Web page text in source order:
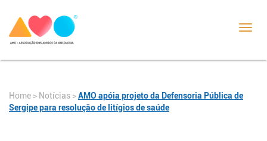
Home > Notícias >AMO apóia projeto da Defensoria Pública de
Sergipe para resolução de litígios de saúde